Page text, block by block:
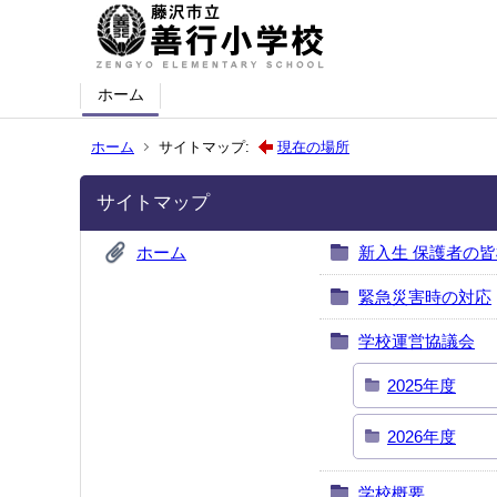
ホーム
ホーム サイトマップ: 現在の場所
サイトマップ
ホーム 新入生 保護者の
緊急災害時の対応
学校運営協議会
2025年度
2026年度
学校概要